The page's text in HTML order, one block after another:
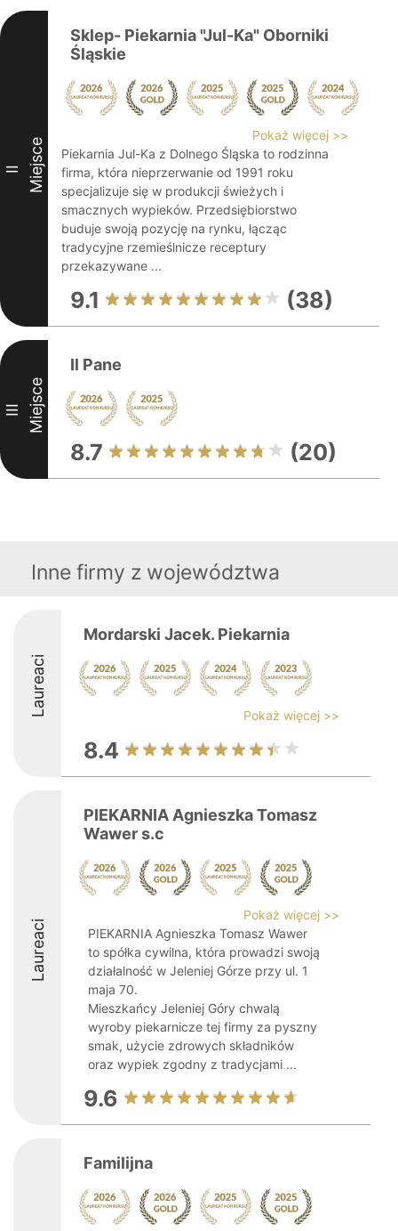
II Miejsce
Sklep- Piekarnia "Jul-Ka" Oborniki
Śląskie
Pokaż więcej >>
Piekarnia Jul-Ka z Dolnego Śląska to rodzinna
firma, która nieprzerwanie od 1991 roku
specjalizuje się w produkcji świeżych i
smacznych wypieków. Przedsiębiorstwo
buduje swoją pozycję na rynku, łącząc
tradycyjne rzemieślnicze receptury
przekazywane ...
9.1 (38)
III Miejsce
Il Pane
8.7 (20)
Inne firmy z województwa
Laureaci
Mordarski Jacek. Piekarnia
Pokaż więcej >>
8.4
Laureaci
PIEKARNIA Agnieszka Tomasz
Wawer s.c
Pokaż więcej >>
PIEKARNIA Agnieszka Tomasz Wawer
to spółka cywilna, która prowadzi swoją
działalność w Jeleniej Górze przy ul. 1
maja 70.
Mieszkańcy Jeleniej Góry chwalą
wyroby piekarnicze tej firmy za pyszny
smak, użycie zdrowych składników
oraz wypiek zgodny z tradycjami ...
9.6
Familijna